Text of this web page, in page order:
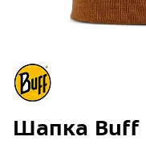
Шапка Buff